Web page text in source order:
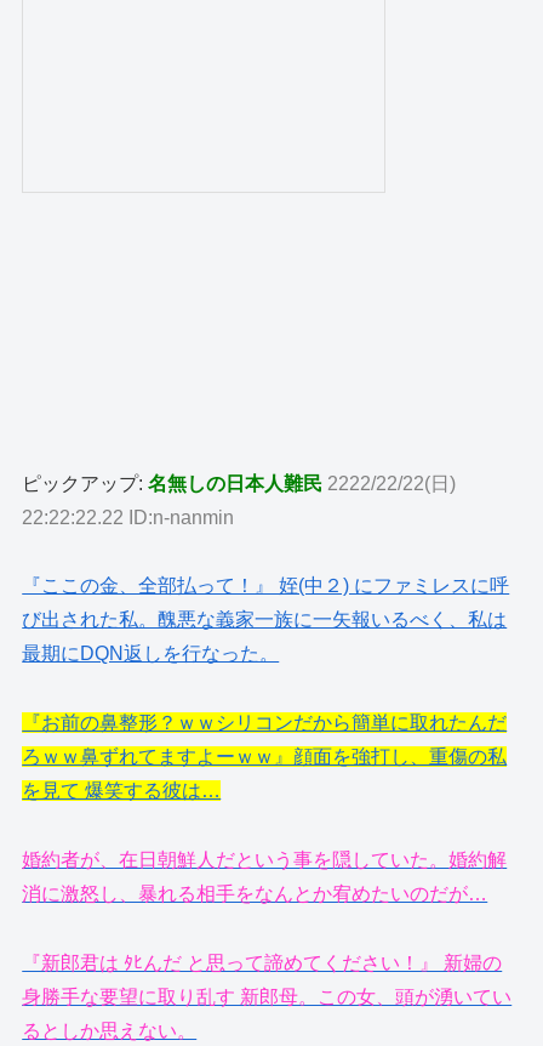
ピックアップ:名無しの日本人難民 2222/22/22(日)
22:22:22.22 ID:n-nanmin
『ここの金、全部払って！』 姪(中２) にファミレスに呼
び出された私。醜悪な義家一族に一矢報いるべく、私は
最期にDQN返しを行なった。
『お前の鼻整形？ｗｗシリコンだから簡単に取れたんだ
ろｗｗ鼻ずれてますよーｗｗ』顔面を強打し、重傷の私
を見て 爆笑する彼は…
婚約者が、在日朝鮮人だという事を隠していた。婚約解
消に激怒し、暴れる相手をなんとか宥めたいのだが…
『新郎君は ﾀﾋんだ と思って諦めてください！』 新婦の
身勝手な要望に取り乱す 新郎母。この女、頭が湧いてい
るとしか思えない。